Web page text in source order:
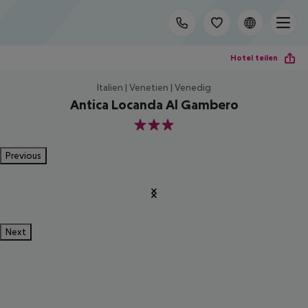
Hotel teilen
Italien | Venetien | Venedig
Antica Locanda Al Gambero
3
Previous
Next